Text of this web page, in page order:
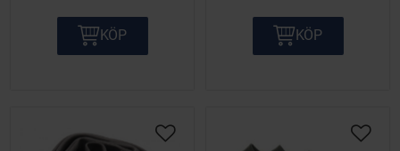
KÖP KÖP
Lägg till i önskelista Lägg